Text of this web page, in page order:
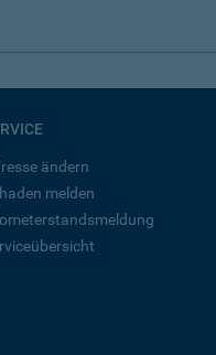
ändern
melden